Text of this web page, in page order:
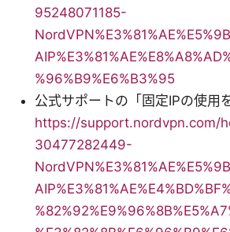
95248071185-
%96%B9%E6%B3%95
公式サポートの「固定IPの使用
https://support.nordvpn.com/
30477282449-